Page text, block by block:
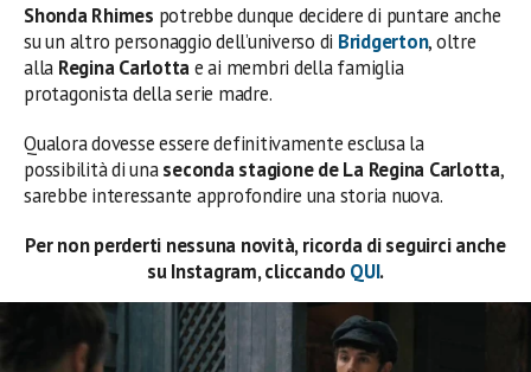
Shonda Rhimes potrebbe dunque decidere di puntare anche
su un altro personaggio dell’universo di Bridgerton, oltre
alla Regina Carlottae ai membri della famiglia
protagonista della serie madre.
Qualora dovesse essere definitivamente esclusa la
possibilità di unaseconda stagione de La Regina Carlotta,
sarebbe interessante approfondire una storia nuova.
Per non perderti nessuna novità, ricorda di seguirci anche
su Instagram, cliccando QUI.